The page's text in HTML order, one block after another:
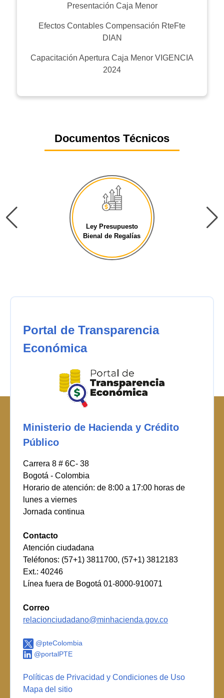
Presentación Caja Menor
Efectos Contables Compensación RteFte
DIAN
Capacitación Apertura Caja Menor VIGENCIA
2024
Documentos Técnicos
Ley Presupuesto
Bienal de Regalías
Portal de Transparencia
Económica
Ministerio de Hacienda y Crédito
Público
Carrera 8 # 6C- 38
Bogotá - Colombia
Horario de atención: de 8:00 a 17:00 horas de
lunes a viernes
Jornada continua
Contacto
Atención ciudadana
Teléfonos: (57+1) 3811700, (57+1) 3812183
Ext.: 40246
Línea fuera de Bogotá 01-8000-910071
Correo
relacionciudadano@minhacienda.gov.co
@pteColombia
@portalPTE
Políticas de Privacidad y Condiciones de Uso
Mapa del sitio